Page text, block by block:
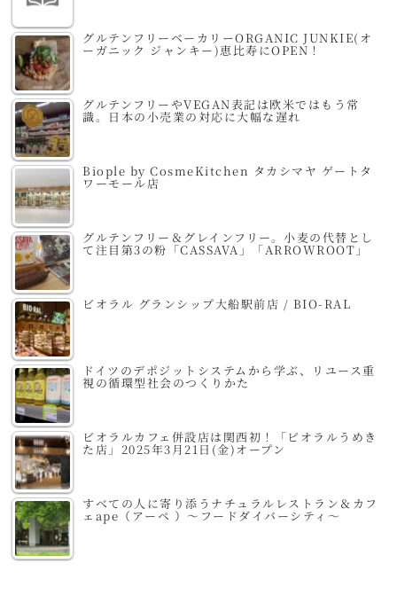
グルテンフリーベーカリーORGANIC JUNKIE(オ
ーガニック ジャンキー)恵比寿にOPEN！
グルテンフリーやVEGAN表記は欧米ではもう常
識。日本の小売業の対応に大幅な遅れ
Biople by CosmeKitchen タカシマヤ ゲートタ
ワーモール店
グルテンフリー＆グレインフリー。小麦の代替とし
て注目第3の粉「CASSAVA」「ARROWROOT」
ビオラル グランシップ大船駅前店 / BIO-RAL
ドイツのデポジットシステムから学ぶ、リユース重
視の循環型社会のつくりかた
ビオラルカフェ併設店は関西初！「ビオラルうめき
た店」2025年3月21日(金)オープン
すべての人に寄り添うナチュラルレストラン＆カフ
ェape（アーペ ）～フードダイバーシティ～